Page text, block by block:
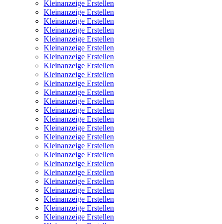
Kleinanzeige Erstellen
Kleinanzeige Erstellen
Kleinanzeige Erstellen
Kleinanzeige Erstellen
Kleinanzeige Erstellen
Kleinanzeige Erstellen
Kleinanzeige Erstellen
Kleinanzeige Erstellen
Kleinanzeige Erstellen
Kleinanzeige Erstellen
Kleinanzeige Erstellen
Kleinanzeige Erstellen
Kleinanzeige Erstellen
Kleinanzeige Erstellen
Kleinanzeige Erstellen
Kleinanzeige Erstellen
Kleinanzeige Erstellen
Kleinanzeige Erstellen
Kleinanzeige Erstellen
Kleinanzeige Erstellen
Kleinanzeige Erstellen
Kleinanzeige Erstellen
Kleinanzeige Erstellen
Kleinanzeige Erstellen
Kleinanzeige Erstellen